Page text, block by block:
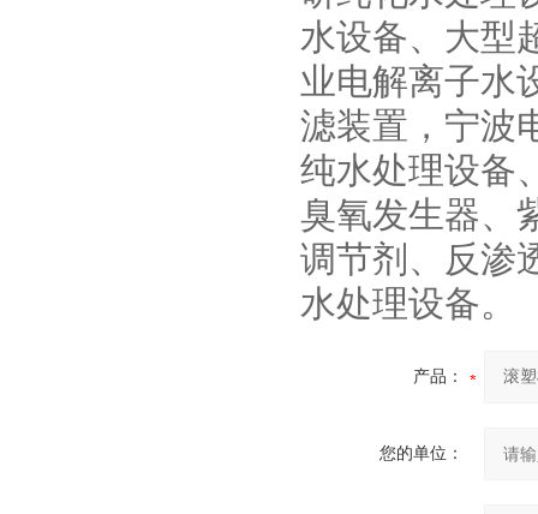
水设备、大型
业电解离子水
滤装置，宁波
纯水处理设备
臭氧发生器、
调节剂、反渗
水处理设备。
产品：
您的单位：